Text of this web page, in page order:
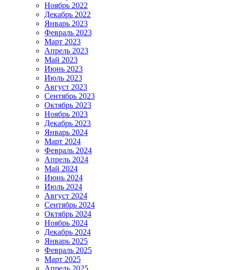
Ноябрь 2022
Декабрь 2022
Январь 2023
Февраль 2023
Март 2023
Апрель 2023
Май 2023
Июнь 2023
Июль 2023
Август 2023
Сентябрь 2023
Октябрь 2023
Ноябрь 2023
Декабрь 2023
Январь 2024
Март 2024
Февраль 2024
Апрель 2024
Май 2024
Июнь 2024
Июль 2024
Август 2024
Сентябрь 2024
Октябрь 2024
Ноябрь 2024
Декабрь 2024
Январь 2025
Февраль 2025
Март 2025
Апрель 2025